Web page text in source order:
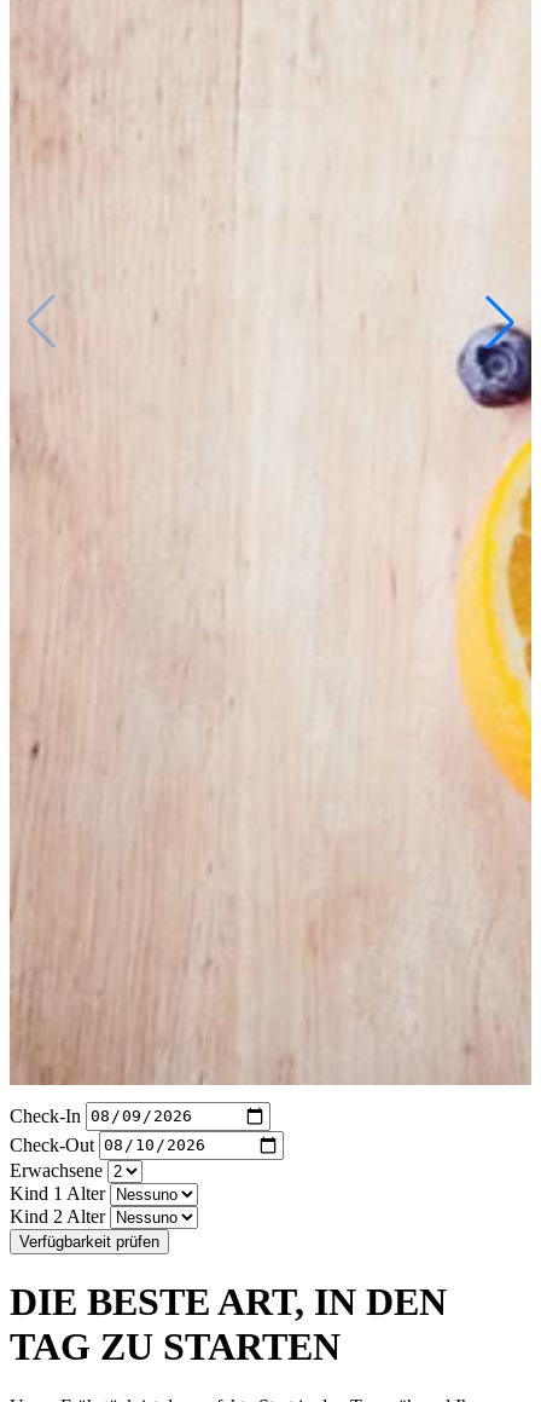
Check-In
Check-Out
Erwachsene
Kind 1 Alter
Kind 2 Alter
Verfügbarkeit prüfen
DIE BESTE ART, IN DEN
TAG ZU STARTEN